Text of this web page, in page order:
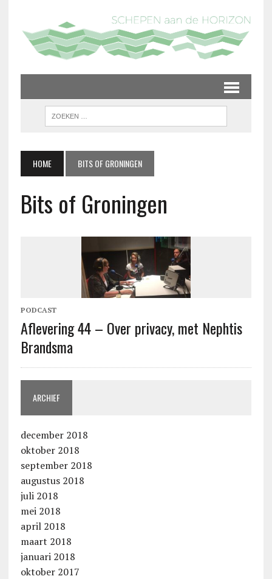
HOME BITS OF GRONINGEN
Bits of Groningen
PODCAST
Aflevering 44 – Over privacy, met Nephtis
Brandsma
ARCHIEF
december 2018
oktober 2018
september 2018
augustus 2018
juli 2018
mei 2018
april 2018
maart 2018
januari 2018
oktober 2017